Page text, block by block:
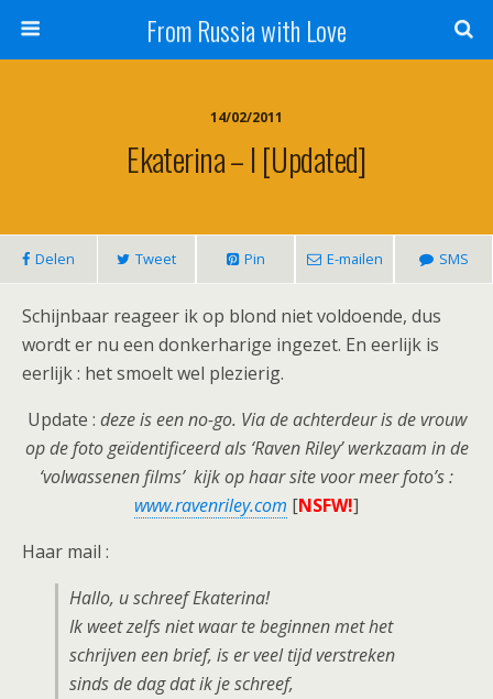
From Russia with Love
14/02/2011
Ekaterina – I [Updated]
Delen Tweet Pin E-mailen SMS
Schijnbaar reageer ik op blond niet voldoende, dus
wordt er nu een donkerharige ingezet. En eerlijk is
eerlijk : het smoelt wel plezierig.
Update : deze is een no-go. Via de achterdeur is de vrouw
op de foto geïdentificeerd als ‘Raven Riley’ werkzaam in de
‘volwassenen films’ kijk op haar site voor meer foto’s :
www.ravenriley.com [NSFW!]
Haar mail :
Hallo, u schreef Ekaterina!
Ik weet zelfs niet waar te beginnen met het
schrijven een brief, is er veel tijd verstreken
sinds de dag dat ik je schreef,